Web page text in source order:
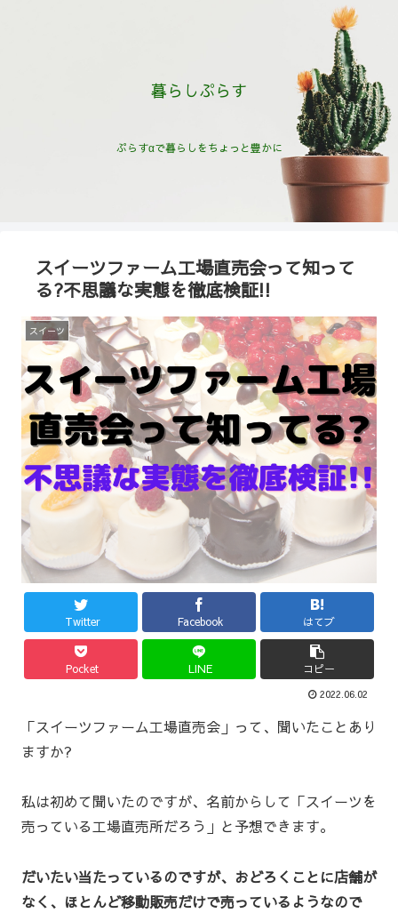
暮らしぷらす
ぷらすαで暮らしをちょっと豊かに
スイーツファーム工場直売会って知って
る?不思議な実態を徹底検証!!
スイーツ
Twitter Facebook はてブ
Pocket LINE コピー
2022.06.02
「スイーツファーム工場直売会」って、聞いたことあり
ますか?
私は初めて聞いたのですが、名前からして「スイーツを
売っている工場直売所だろう」と予想できます。
だいたい当たっているのですが、おどろくことに店舗が
なく、ほとんど移動販売だけで売っているようなので